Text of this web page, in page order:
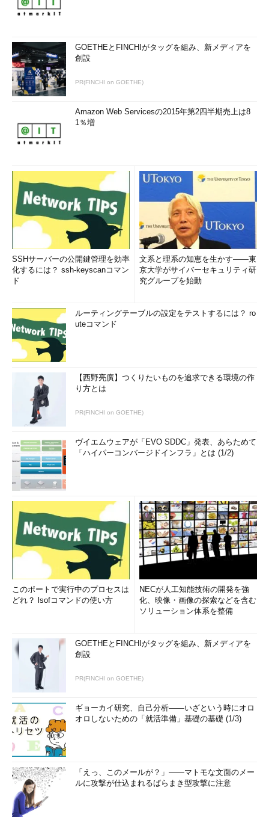
GOETHEとFINCHIがタッグを組み、新メディアを
創設
PR(FINCHI on GOETHE)
Amazon Web Servicesの2015年第2四半期売上は8
1％増
SSHサーバーの公開鍵管理を効率
化するには？ ssh-keyscanコマン
ド
文系と理系の知恵を生かす――東
京大学がサイバーセキュリティ研
究グループを始動
ルーティングテーブルの設定をテストするには？ ro
uteコマンド
【西野亮廣】つくりたいものを追求できる環境の作
り方とは
PR(FINCHI on GOETHE)
ヴイエムウェアが「EVO SDDC」発表、あらためて
「ハイパーコンバージドインフラ」とは (1/2)
このポートで実行中のプロセスは
どれ？ lsofコマンドの使い方
NECが人工知能技術の開発を強
化、映像・画像の探索などを含む
ソリューション体系を整備
GOETHEとFINCHIがタッグを組み、新メディアを
創設
PR(FINCHI on GOETHE)
ギョーカイ研究、自己分析――いざという時にオロ
オロしないための「就活準備」基礎の基礎 (1/3)
「えっ、このメールが？」――マトモな文面のメー
ルに攻撃が仕込まれるばらまき型攻撃に注意